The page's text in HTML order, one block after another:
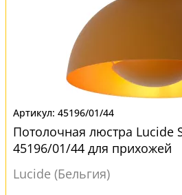
45196/01/44
Потолочная люстра Lucide
45196/01/44 для прихожей
Lucide (Бельгия)